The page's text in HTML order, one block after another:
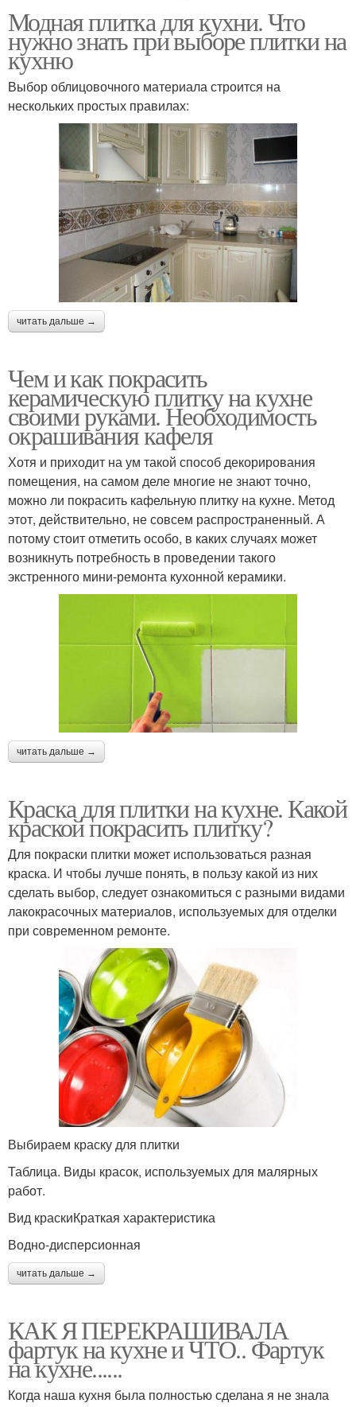
Модная плитка для кухни. Что
нужно знать при выборе плитки на
кухню
Выбор облицовочного материала строится на
нескольких простых правилах:
читать дальше →
Чем и как покрасить
керамическую плитку на кухне
своими руками. Необходимость
окрашивания кафеля
Хотя и приходит на ум такой способ декорирования
помещения, на самом деле многие не знают точно,
можно ли покрасить кафельную плитку на кухне. Метод
этот, действительно, не совсем распространенный. А
потому стоит отметить особо, в каких случаях может
возникнуть потребность в проведении такого
экстренного мини-ремонта кухонной керамики.
читать дальше →
Краска для плитки на кухне. Какой
краской покрасить плитку?
Для покраски плитки может использоваться разная
краска. И чтобы лучше понять, в пользу какой из них
сделать выбор, следует ознакомиться с разными видами
лакокрасочных материалов, используемых для отделки
при современном ремонте.
Выбираем краску для плитки
Таблица. Виды красок, используемых для малярных
работ.
Вид краскиКраткая характеристика
Водно-дисперсионная
читать дальше →
КАК Я ПЕРЕКРАШИВАЛА
фартук на кухне и ЧТО.. Фартук
на кухне......
Когда наша кухня была полностью сделана я не знала